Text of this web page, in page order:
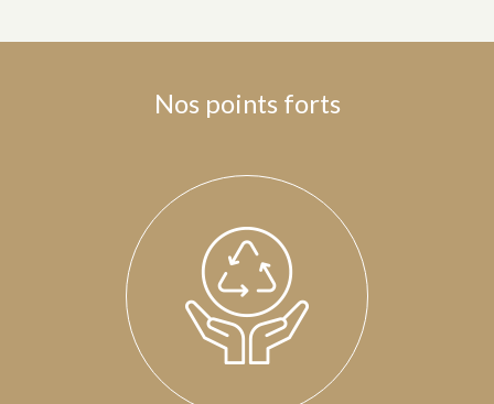
Nos points forts